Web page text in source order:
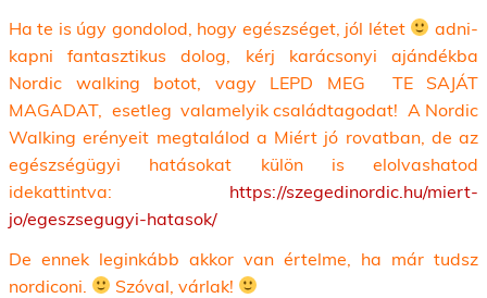
Ha te is úgy gondolod, hogy egészséget, jól létet
adni-
kapni fantasztikus dolog, kérj karácsonyi ajándékba
Nordic walking botot, vagy LEPD MEG TE SAJÁT
MAGADAT, esetleg valamelyik családtagodat! A Nordic
Walking erényeit megtalálod a Miért jó rovatban, de az
egészségügyi hatásokat külön is elolvashatod
idekattintva: https://szegedinordic.hu/miert-
jo/egeszsegugyi-hatasok/
De ennek leginkább akkor van értelme, ha már tudsz
nordiconi.
Szóval, várlak!